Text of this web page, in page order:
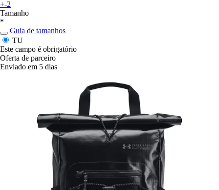
+-2
Tamanho
*
Guia de tamanhos
TU
Este campo é obrigatório
Oferta de parceiro
Enviado em 5 dias